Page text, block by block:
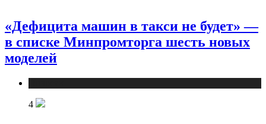
«Дефицита машин в такси не будет» —
в списке Минпромторга шесть новых
моделей
4